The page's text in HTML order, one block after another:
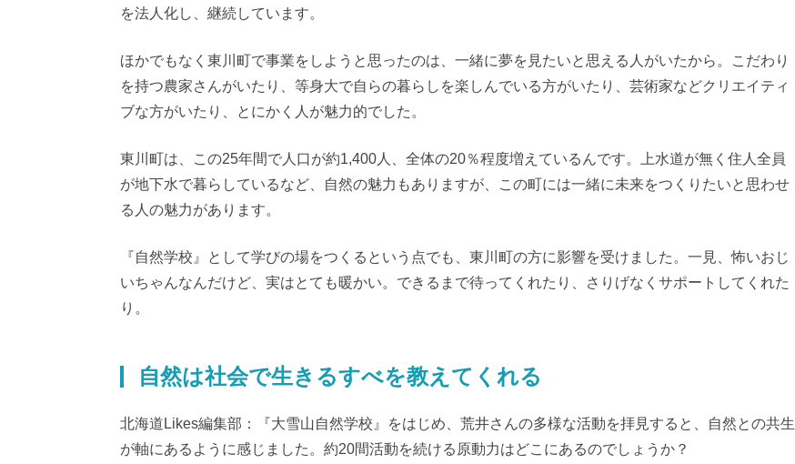
を法人化し、継続しています。
ほかでもなく東川町で事業をしようと思ったのは、一緒に夢を見たいと思える人がいたから。こだわり
を持つ農家さんがいたり、等身大で自らの暮らしを楽しんでいる方がいたり、芸術家などクリエイティ
ブな方がいたり、とにかく人が魅力的でした。
東川町は、この25年間で人口が約1,400人、全体の20％程度増えているんです。上水道が無く住人全員
が地下水で暮らしているなど、自然の魅力もありますが、この町には一緒に未来をつくりたいと思わせ
る人の魅力があります。
『自然学校』として学びの場をつくるという点でも、東川町の方に影響を受けました。一見、怖いおじ
いちゃんなんだけど、実はとても暖かい。できるまで待ってくれたり、さりげなくサポートしてくれた
り。
自然は社会で生きるすべを教えてくれる
北海道Likes編集部：『大雪山自然学校』をはじめ、荒井さんの多様な活動を拝見すると、自然との共生
が軸にあるように感じました。約20間活動を続ける原動力はどこにあるのでしょうか？